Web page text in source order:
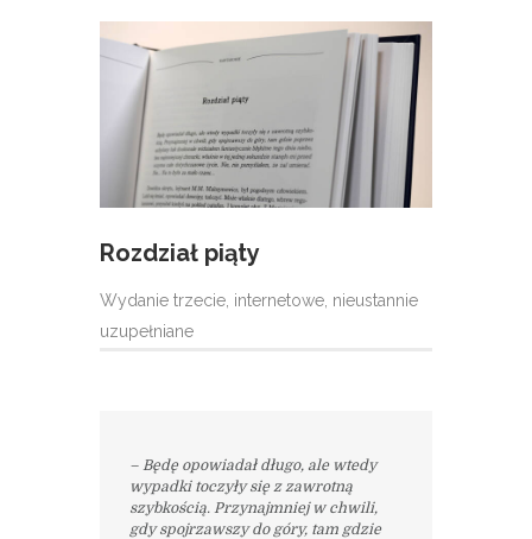
Rozdział piąty
Wydanie trzecie, internetowe, nieustannie
uzupełniane
– Będę opowiadał długo, ale wtedy
wypadki toczyły się z zawrotną
szybkością. Przynajmniej w chwili,
gdy spojrzawszy do góry, tam gdzie